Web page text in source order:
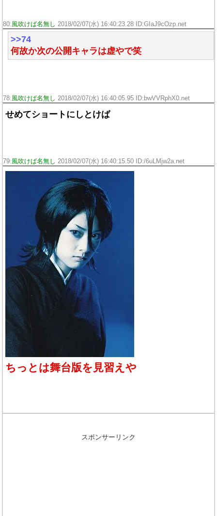
80:風吹けば名無し 2018/02/07(水) 16:40:23.28 ID:GIaJ9cOzp.net
>>74
何故か次の公開キャラは虚やで笑
78:風吹けば名無し 2018/02/07(水) 16:40:05.95 ID: bwVVRphX0.net
せめてショートにしとけば
79:風吹けば名無し 2018/02/07(水) 16:40:15.50 ID:/6uLMjw2a.net
ちっとは舞台版を見習えや
スポンサーリンク